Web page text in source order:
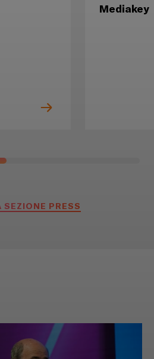
Mediakey
SEZIONE PRESS